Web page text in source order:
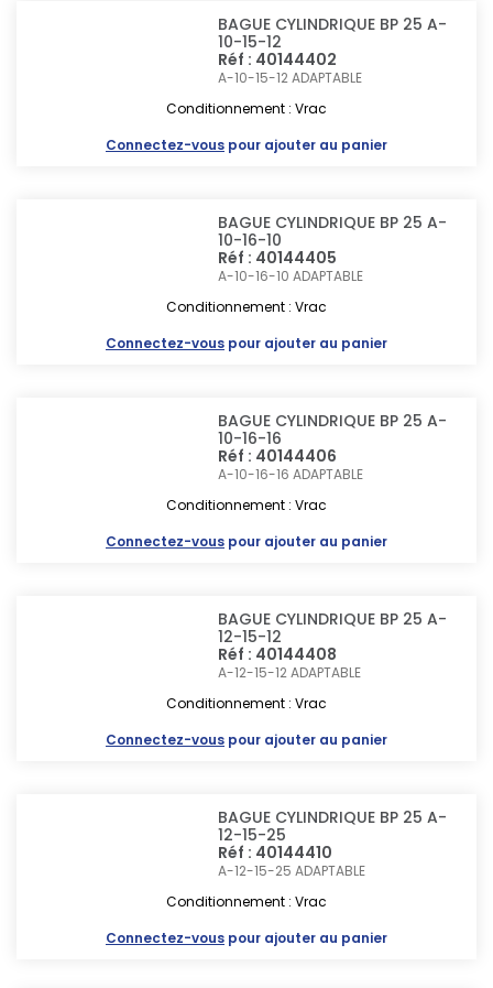
BAGUE CYLINDRIQUE BP 25 A-
10-15-12
Réf : 40144402
A-10-15-12ADAPTABLE
Conditionnement : Vrac
Connectez-vous pour ajouter au panier
BAGUE CYLINDRIQUE BP 25 A-
10-16-10
Réf : 40144405
A-10-16-10ADAPTABLE
Conditionnement : Vrac
Connectez-vous pour ajouter au panier
BAGUE CYLINDRIQUE BP 25 A-
10-16-16
Réf : 40144406
A-10-16-16ADAPTABLE
Conditionnement : Vrac
Connectez-vous pour ajouter au panier
BAGUE CYLINDRIQUE BP 25 A-
12-15-12
Réf : 40144408
A-12-15-12ADAPTABLE
Conditionnement : Vrac
Connectez-vous pour ajouter au panier
BAGUE CYLINDRIQUE BP 25 A-
12-15-25
Réf : 40144410
A-12-15-25ADAPTABLE
Conditionnement : Vrac
Connectez-vous pour ajouter au panier